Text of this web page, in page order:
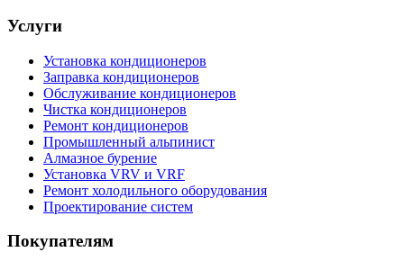
Услуги
Установка кондиционеров
Заправка кондиционеров
Обслуживание кондиционеров
Чистка кондиционеров
Ремонт кондиционеров
Промышленный альпинист
Алмазное бурение
Установка VRV и VRF
Ремонт холодильного оборудования
Проектирование систем
Покупателям